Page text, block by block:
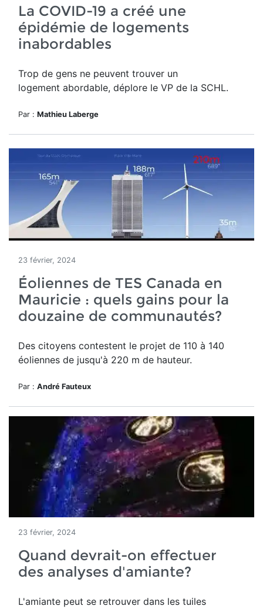
La COVID-19 a créé une
épidémie de logements
inabordables
Trop de gens ne peuvent trouver un
logement abordable, déplore le VP de la SCHL.
Par : Mathieu Laberge
23 février, 2024
Éoliennes de TES Canada en
Mauricie : quels gains pour la
douzaine de communautés?
Des citoyens contestent le projet de 110 à 140
éoliennes de jusqu'à 220 m de hauteur.
Par : André Fauteux
23 février, 2024
Quand devrait-on effectuer
des analyses d'amiante?
L'amiante peut se retrouver dans les tuiles